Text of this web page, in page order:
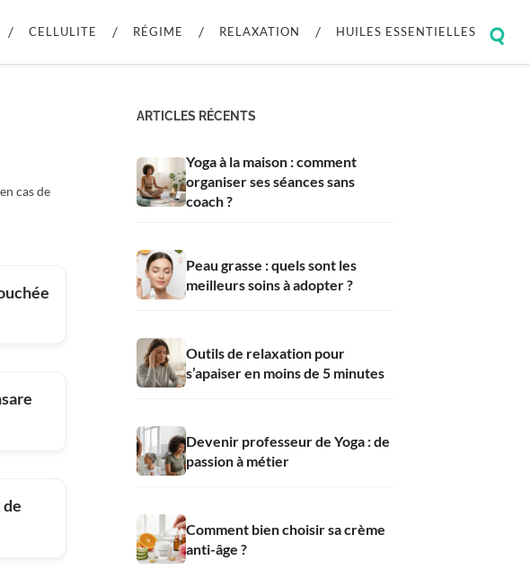
CELLULITE RÉGIME RELAXATION HUILES ESSENTIELLES
field
cas de
ARTICLES RÉCENTS
Yoga à la maison : comment
organiser ses séances sans
coach ?
Peau grasse : quels sont les
meilleurs soins à adopter ?
Outils de relaxation pour
s’apaiser en moins de 5 minutes
Devenir professeur de Yoga : de
passion à métier
Comment bien choisir sa crème
anti-âge ?